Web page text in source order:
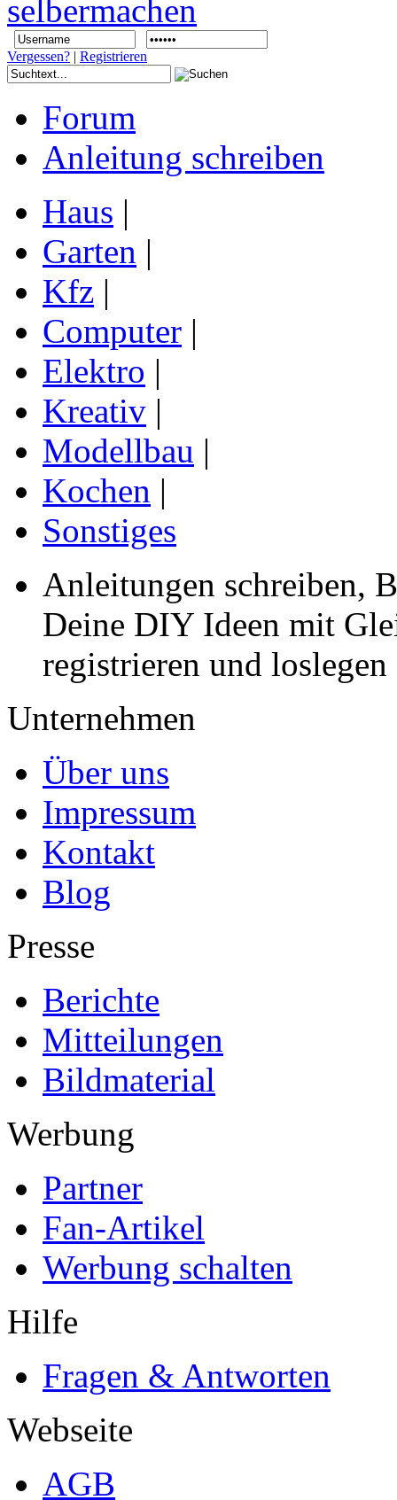
Vergessen? | Registrieren
Forum
Anleitung schreiben
Haus |
Garten |
Kfz |
Computer |
Elektro |
Kreativ |
Modellbau |
Kochen |
Sonstiges
Anleitungen schreiben,
Deine DIY Ideen mit
registrieren und loslegen
Unternehmen
Über uns
Impressum
Kontakt
Blog
Presse
Berichte
Mitteilungen
Bildmaterial
Werbung
Partner
Fan-Artikel
Werbung schalten
Hilfe
Fragen & Antworten
Webseite
AGB